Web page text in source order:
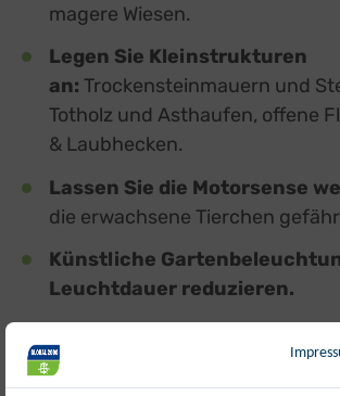
magere Wiesen.
Legen Sie Kleinstrukturen
an: Trockensteinmauern und
Totholz und Asthaufen, offene
& Laubhecken.
Lassen Sie die Motorsense
die erwachsene Tierchen
Künstliche
Leuchtdauer reduzieren.
Glühwürmchen sind Zeichen einer
Natur - wo sie auftauchen, ist